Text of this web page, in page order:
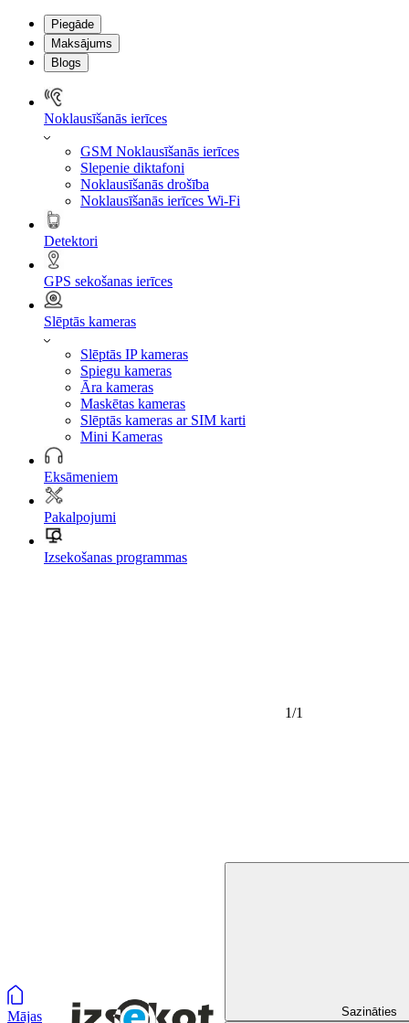
Piegāde
Maksājums
Blogs
Noklausīšanās ierīces
GSM Noklausīšanās ierīces
Slepenie diktafoni
Noklausīšanās drošība
Noklausīšanās ierīces Wi-Fi
Detektori
GPS sekošanas ierīces
Slēptās kameras
Slēptās IP kameras
Spiegu kameras
Āra kameras
Maskētas kameras
Slēptās kameras ar SIM karti
Mini Kameras
Eksāmeniem
Pakalpojumi
Izsekošanas programmas
1/1
Mājas Sazināties